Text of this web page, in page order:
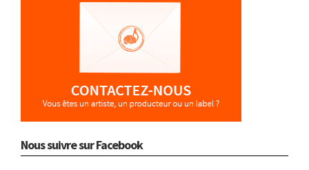
Nous suivre sur Facebook